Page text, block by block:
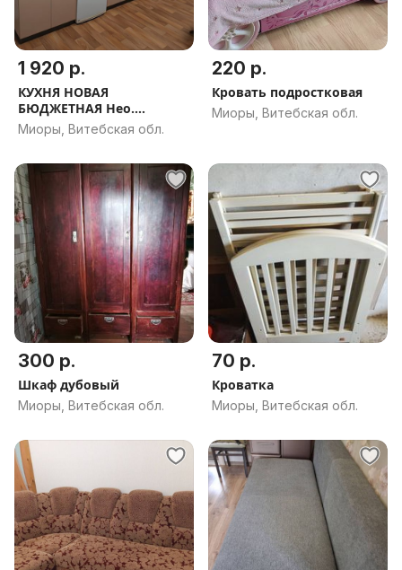
1 920 р.
КУХНЯ НОВАЯ
БЮДЖЕТНАЯ Нео.
РАССРОЧКА, ДОСТАВКА,
ПРОЕКТ В ПОДАРОК
Миоры, Витебская обл.
220 р.
Кровать подростковая
Миоры, Витебская обл.
300 р.
Шкаф дубовый
Миоры, Витебская обл.
70 р.
Кроватка
Миоры, Витебская обл.